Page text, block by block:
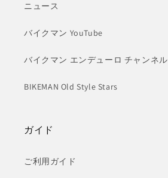
ニュース
バイクマン YouTube
バイクマン エンデューロ チャンネル
BIKEMAN Old Style Stars
ガイド
ご利用ガイド